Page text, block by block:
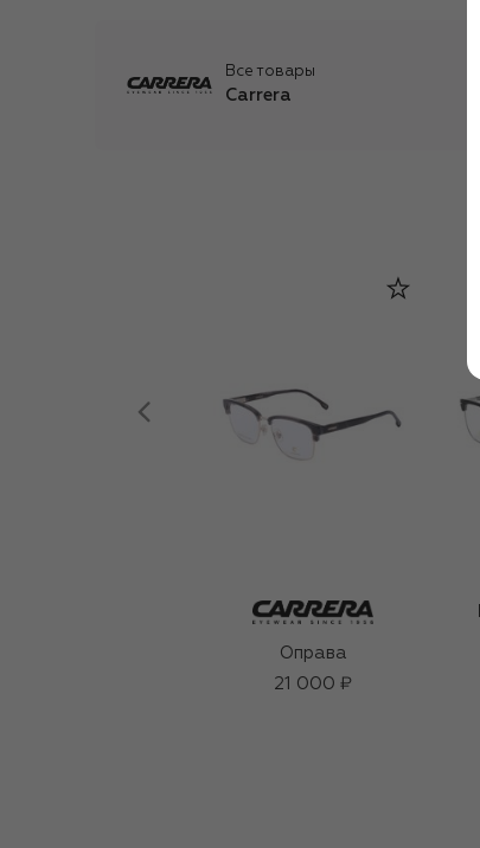
Все товары
Carrera
Оправа
21 000 ₽